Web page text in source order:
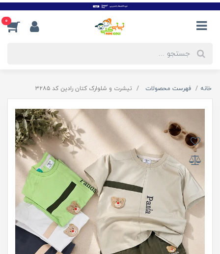
0
خانه فهرست محصولات تیشرت و شلوارک کتان رادین کد ۳۲۸۵